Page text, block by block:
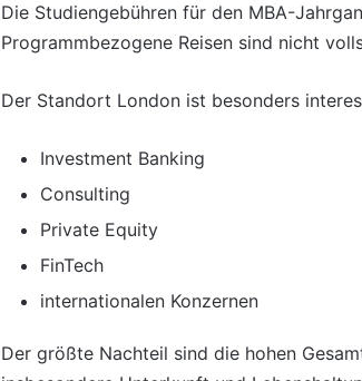
Die Studiengebühren für den MBA-
Programmbezogene Reisen sind nicht
Der Standort London ist besonders
Investment Banking
Consulting
Private Equity
FinTech
internationalen Konzernen
Der größte Nachteil sind die hohen